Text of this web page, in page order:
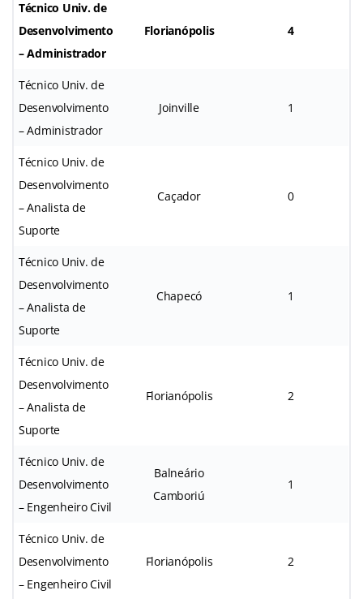
Técnico Univ. de
Desenvolvimento
– Administrador
Florianópolis 4
Técnico Univ. de
Desenvolvimento
– Administrador
Joinville 1
Técnico Univ. de
Desenvolvimento
– Analista de
Suporte
Caçador 0
Técnico Univ. de
Desenvolvimento
– Analista de
Suporte
Chapecó 1
Técnico Univ. de
Desenvolvimento
– Analista de
Suporte
Florianópolis 2
Técnico Univ. de
Desenvolvimento
– Engenheiro Civil
Balneário
Camboriú
1
Técnico Univ. de
Desenvolvimento
– Engenheiro Civil
Florianópolis 2